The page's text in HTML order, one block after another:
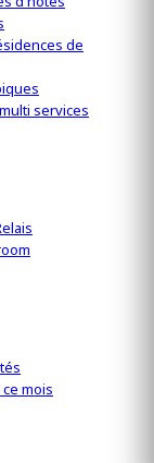
de
services
mois